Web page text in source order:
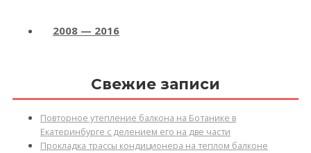
2008 — 2016
Свежие записи
Повторное утепление балкона на Ботанике в
Екатеринбурге с делением его на две части
Прокладка трассы кондиционера на теплом балконе